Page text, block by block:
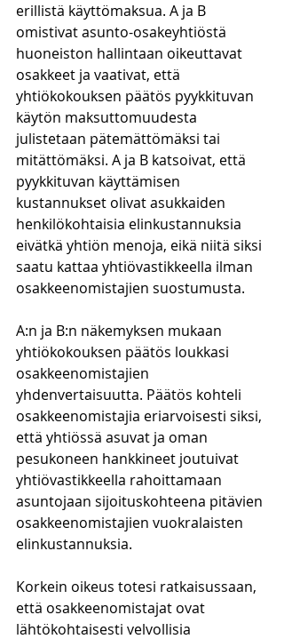
erillistä käyttömaksua. A ja B
omistivat asunto-osakeyhtiöstä
huoneiston hallintaan oikeuttavat
osakkeet ja vaativat, että
yhtiökokouksen päätös pyykkituvan
käytön maksuttomuudesta
julistetaan pätemättömäksi tai
mitättömäksi. A ja B katsoivat, että
pyykkituvan käyttämisen
kustannukset olivat asukkaiden
henkilökohtaisia elinkustannuksia
eivätkä yhtiön menoja, eikä niitä siksi
saatu kattaa yhtiövastikkeella ilman
osakkeenomistajien suostumusta.
A:n ja B:n näkemyksen mukaan
yhtiökokouksen päätös loukkasi
osakkeenomistajien
yhdenvertaisuutta. Päätös kohteli
osakkeenomistajia eriarvoisesti siksi,
että yhtiössä asuvat ja oman
pesukoneen hankkineet joutuivat
yhtiövastikkeella rahoittamaan
asuntojaan sijoituskohteena pitävien
osakkeenomistajien vuokralaisten
elinkustannuksia.
Korkein oikeus totesi ratkaisussaan,
että osakkeenomistajat ovat
lähtökohtaisesti velvollisia